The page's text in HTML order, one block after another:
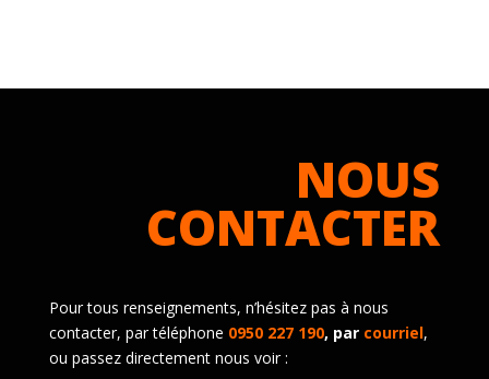
NOUS
CONTACTER
Pour tous renseignements, n’hésitez pas à nous
contacter, par téléphone 0950 227 190, par courriel,
ou passez directement nous voir :